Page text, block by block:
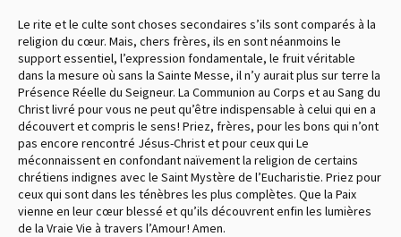
Le rite et le culte sont choses secondaires s’ils sont comparés à la
religion du cœur. Mais, chers frères, ils en sont néanmoins le
support essentiel, l’expression fondamentale, le fruit véritable
dans la mesure où sans la Sainte Messe, il n’y aurait plus sur terre la
Présence Réelle du Seigneur. La Communion au Corps et au Sang du
Christ livré pour vous ne peut qu’être indispensable à celui qui en a
découvert et compris le sens ! Priez, frères, pour les bons qui n’ont
pas encore rencontré Jésus-Christ et pour ceux qui Le
méconnaissent en confondant naïvement la religion de certains
chrétiens indignes avec le Saint Mystère de l’Eucharistie. Priez pour
ceux qui sont dans les ténèbres les plus complètes. Que la Paix
vienne en leur cœur blessé et qu’ils découvrent enfin les lumières
de la Vraie Vie à travers l’Amour ! Amen.